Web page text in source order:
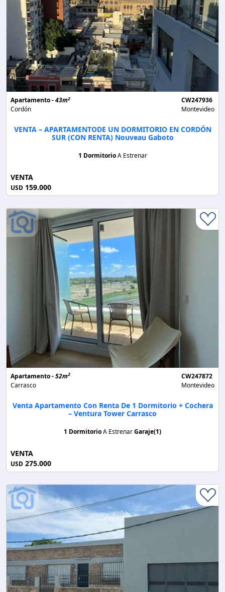
Apartamento -43m2
Cordón
CW247936
Montevideo
VENTA – APARTAMENTODE UN DORMITORIO EN CORDÓN
SUR (CON RENTA) Nouveau Gaboto
1 DormitorioA Estrenar
VENTA
USD 159.000
Apartamento -52m2
Carrasco
CW247872
Montevideo
Venta Apartamento Con Renta De 1 Dormitorio + Cochera
– Ventura Tower Carrasco
1 DormitorioA EstrenarGaraje(1)
VENTA
USD 275.000